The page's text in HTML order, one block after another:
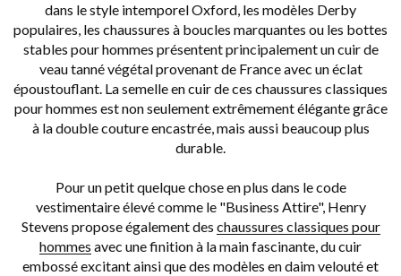
dans le style intemporel Oxford, les modèles Derby
populaires, les chaussures à boucles marquantes ou les bottes
stables pour hommes présentent principalement un cuir de
veau tanné végétal provenant de France avec un éclat
époustouflant. La semelle en cuir de ces chaussures classiques
pour hommes est non seulement extrêmement élégante grâce
à la double couture encastrée, mais aussi beaucoup plus
durable.
Pour un petit quelque chose en plus dans lecode
vestimentaire élevé comme le "Business Attire", Henry
Stevens propose également des chaussures classiques pour
hommes avec une finition à la main fascinante, du cuir
embossé excitant ainsi que des modèles en daim velouté et